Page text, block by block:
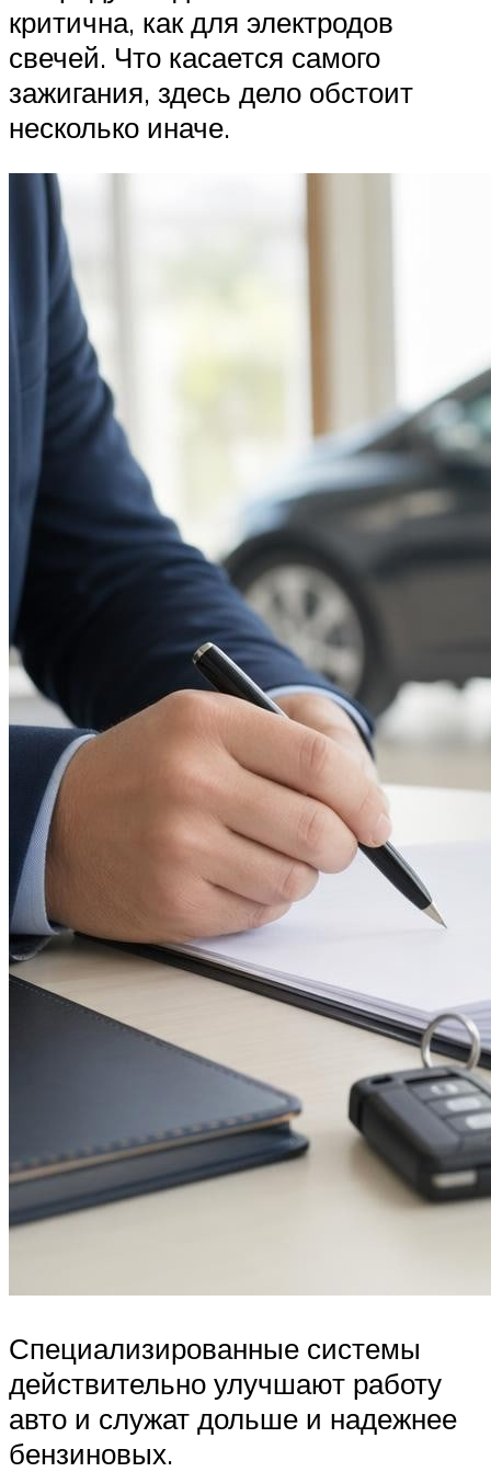
критична, как для электродов
свечей. Что касается самого
зажигания, здесь дело обстоит
несколько иначе.
Специализированные системы
действительно улучшают работу
авто и служат дольше и надежнее
бензиновых.